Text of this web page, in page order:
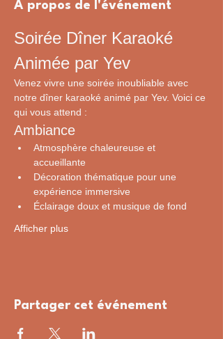
À propos de l'événement
Soirée Dîner Karaoké
Animée par Yev
Venez vivre une soirée inoubliable avec
notre dîner karaoké animé par Yev. Voici ce
qui vous attend :
Ambiance
Atmosphère chaleureuse et
accueillante
Décoration thématique pour une
expérience immersive
Éclairage doux et musique de fond
Afficher plus
Partager cet événement